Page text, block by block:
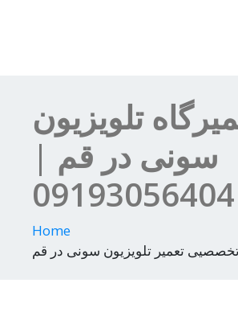
تلویزیون
سونی در قم |
09193056404
Home